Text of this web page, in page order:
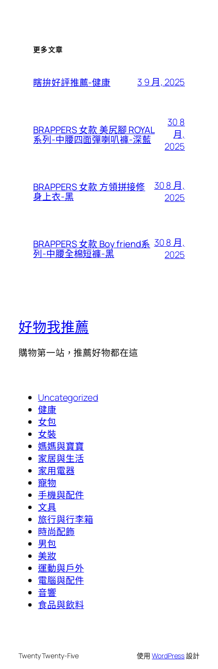
更多文章
瞎拚好評推薦-健康 3 9 月, 2025
BRAPPERS 女款 美尻腳 ROYAL
系列-中腰四面彈喇叭褲-深藍
30 8
月,
2025
BRAPPERS 女款 方領拼接修
身上衣-黑
30 8 月,
2025
BRAPPERS 女款 Boy friend系
列-中腰全棉短褲-黑
30 8 月,
2025
好物我推薦
購物第一站，推薦好物都在這
Uncategorized
健康
女包
女裝
媽媽與寶寶
家居與生活
家用電器
寵物
手機與配件
文具
旅行與行李箱
時尚配飾
男包
美妝
運動與戶外
電腦與配件
音響
食品與飲料
Twenty Twenty-Five 使用WordPress設計